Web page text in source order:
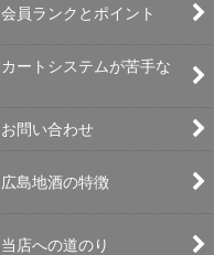
会員ランクとポイント
カートシステムが苦手な
お問い合わせ
広島地酒の特徴
当店への道のり